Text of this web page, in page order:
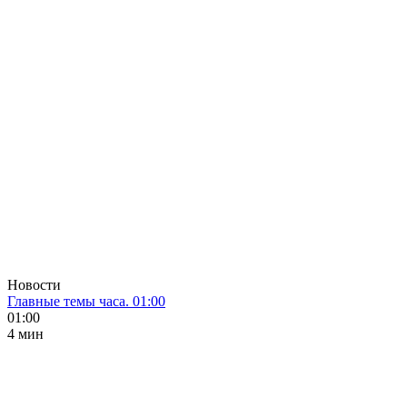
Новости
Главные темы часа. 01:00
01:00
4 мин